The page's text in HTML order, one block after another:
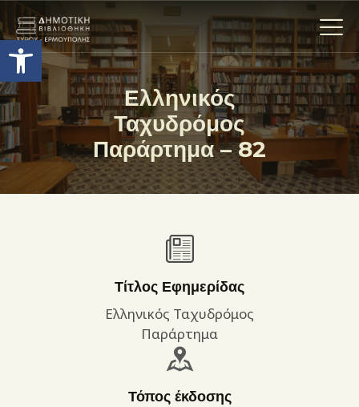
Ανοίξτε τη γραμμή εργαλείων
Ελληνικός
Ταχυδρόμος
Παράρτημα – 82
Η ΒΙΒΛΙΟΘΗΚΗ
ΟΙ ΣΥΛΛΟΓΈΣ
ΕΚΘΕΣΕΙΣ
ΥΠΗΡΕΣΙΕΣ
ΕΠΙΚΟΙΝΩΝΊΑ
ΌΡΟΙ ΧΡΉΣΗΣ
Τίτλος Εφημερίδας
Ελληνικός Ταχυδρόμος
Παράρτημα
Τόπος έκδοσης